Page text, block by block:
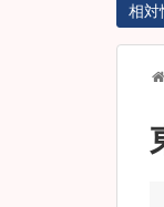
相対